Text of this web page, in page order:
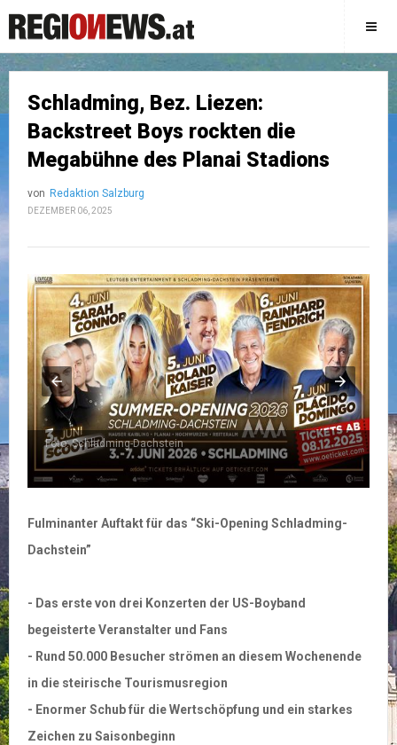
Schladming, Bez. Liezen:
Backstreet Boys rockten die
Megabühne des Planai Stadions
von Redaktion Salzburg
DEZEMBER 06, 2025
Foto: Regionews SiGi
Fulminanter Auftakt für das “Ski-Opening Schladming-
Dachstein”
- Das erste von drei Konzerten der US-Boyband
begeisterte Veranstalter und Fans
- Rund 50.000 Besucher strömen an diesem Wochenende
in die steirische Tourismusregion
- Enormer Schub für die Wertschöpfung und ein starkes
Zeichen zu Saisonbeginn